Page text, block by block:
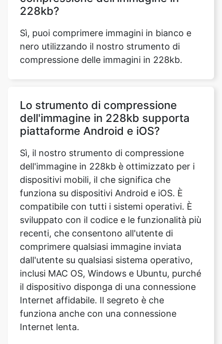
nero utilizzando il nostro strumento di
Lo strumento di compressione
Sì, il nostro strumento di compressione
dell'immagine in 228kb è ottimizzato per i
dispositivi mobili, il che significa che
funziona su dispositivi Android e iOS. È
compatibile con tutti i sistemi operativi. È
sviluppato con il codice e le funzionalità più
recenti, che consentono all'utente di
comprimere qualsiasi immagine inviata
dall'utente su qualsiasi sistema operativo,
inclusi MAC OS, Windows e Ubuntu, purché
il dispositivo disponga di una connessione
Internet affidabile. Il segreto è che
funziona anche con una connessione
Internet lenta.
Posso comprimere un'immagine in